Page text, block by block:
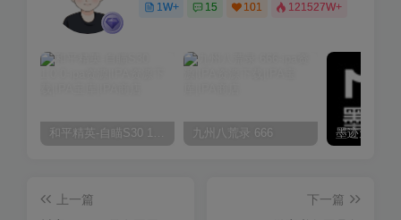
1W+ 15 101 121527W+
九州八荒录 666
上一篇
下一篇